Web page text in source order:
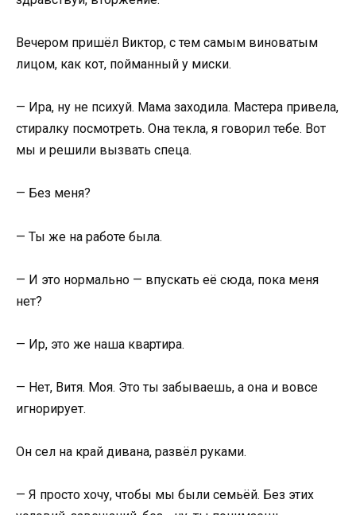
Вечером пришёл Виктор, с тем самым виноватым
лицом, как кот, пойманный у миски.
— Ира, ну не психуй. Мама заходила. Мастера привела,
стиралку посмотреть. Она текла, я говорил тебе. Вот
мы и решили вызвать спеца.
— Без меня?
— Ты же на работе была.
— И это нормально — впускать её сюда, пока меня
нет?
— Ир, это же наша квартира.
— Нет, Витя. Моя. Это ты забываешь, а она и вовсе
игнорирует.
Он сел на край дивана, развёл руками.
— Я просто хочу, чтобы мы были семьёй. Без этих